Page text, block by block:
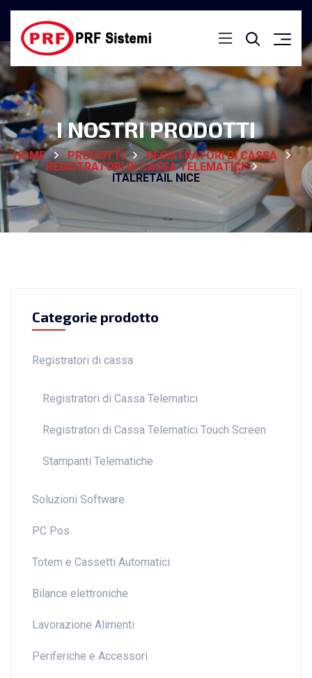
I NOSTRI PRODOTTI
HOME PRODOTTI
REGISTRATORI DI CASSA
REGISTRATORI DI CASSA TELEMATICI
ITALRETAIL NICE
Categorie prodotto
Registratori di cassa
Registratori di Cassa Telematici
Registratori di Cassa Telematici Touch Screen
Stampanti Telematiche
Soluzioni Software
PC Pos
Totem e Cassetti Automatici
Bilance elettroniche
Lavorazione Alimenti
Periferiche e Accessori